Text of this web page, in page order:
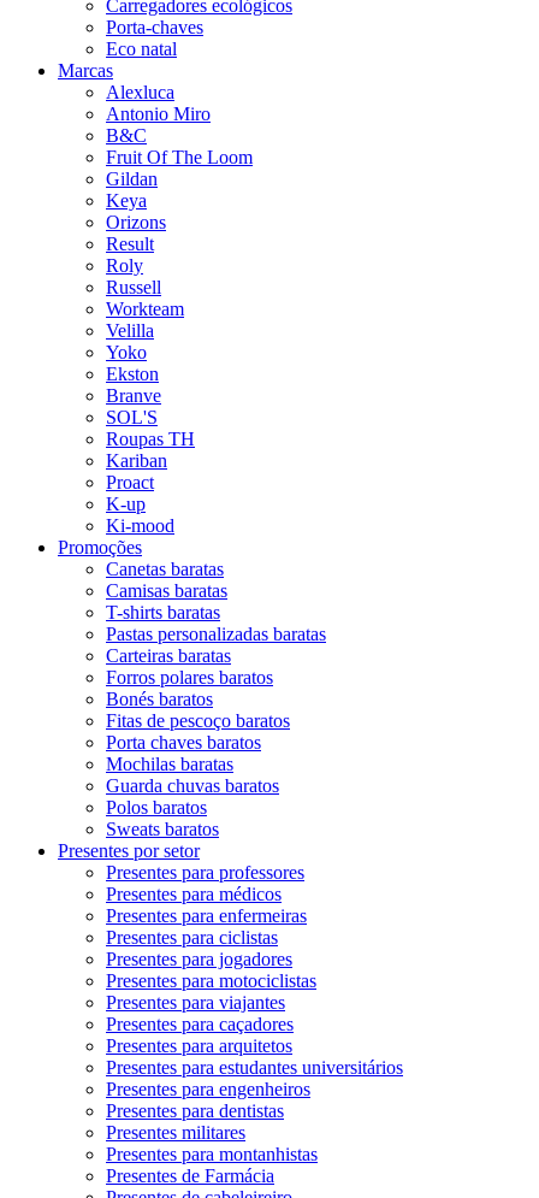
Carregadores ecológicos
Porta-chaves
Eco natal
Marcas
Alexluca
Antonio Miro
B&C
Fruit Of The Loom
Gildan
Keya
Orizons
Result
Roly
Russell
Workteam
Velilla
Yoko
Ekston
Branve
SOL'S
Roupas TH
Kariban
Proact
K-up
Ki-mood
Promoções
Canetas baratas
Camisas baratas
T-shirts baratas
Pastas personalizadas baratas
Carteiras baratas
Forros polares baratos
Bonés baratos
Fitas de pescoço baratos
Porta chaves baratos
Mochilas baratas
Guarda chuvas baratos
Polos baratos
Sweats baratos
Presentes por setor
Presentes para professores
Presentes para médicos
Presentes para enfermeiras
Presentes para ciclistas
Presentes para jogadores
Presentes para motociclistas
Presentes para viajantes
Presentes para caçadores
Presentes para arquitetos
Presentes para estudantes universitários
Presentes para engenheiros
Presentes para dentistas
Presentes militares
Presentes para montanhistas
Presentes de Farmácia